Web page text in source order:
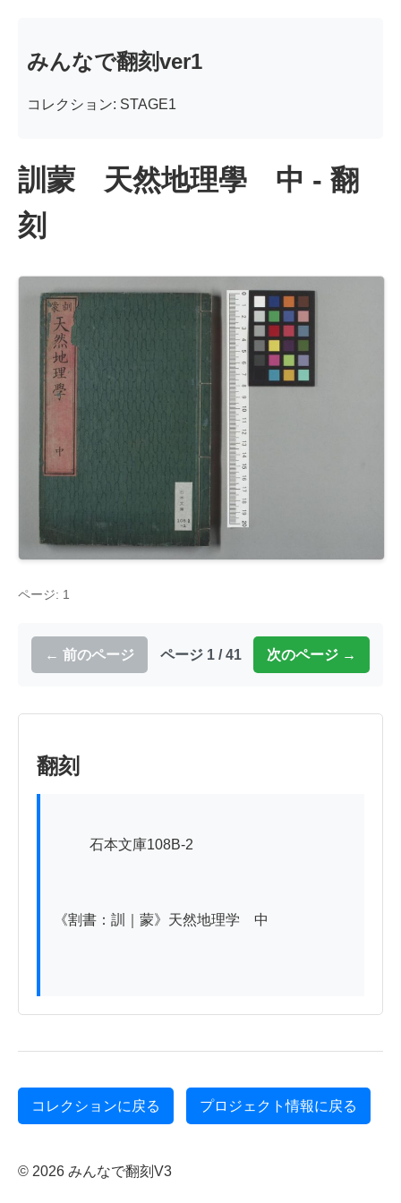
みんなで翻刻ver1
コレクション: STAGE1
訓蒙 天然地理學 中 - 翻
刻
ページ: 1
← 前のページ ページ 1 / 41 次のページ →
翻刻
《割書：訓｜蒙》天然地理学　中
コレクションに戻る プロジェクト情報に戻る
© 2026 みんなで翻刻V3